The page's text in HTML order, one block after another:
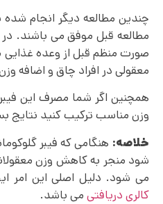
چندین مطالعه دیگر انجام شده
مطالعه قبل موفق می باشند. در
صورت منظم قبل از وعده
معقولی در افراد چاق و اضافه
همچنین اگر شما مصرف این
وزن مناسب ترکیب کنید نتایج
خلاصه: هنگامی که فیبر
شود منجر به کاهش وزن
می‌ شود. دلیل اصلی این امر
کالری دریافتی می باشد.